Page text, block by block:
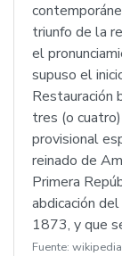
triunfo de la
el
supuso el
Restauración
tres (o
provisional
reinado de
Primera
abdicación
1873, y que
Fuente: